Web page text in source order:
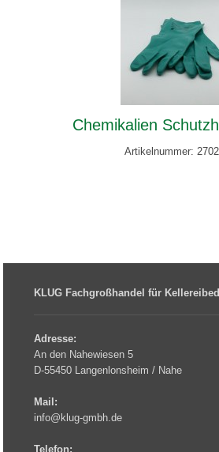
Chemikalien
Artikelnummer:
KLUG Fachgroßhandel für
Adresse:
An den Nahewiesen 5
D-55450 Langenlonsheim / Nahe
Mail:
info@klug-gmbh.de
Telefon: